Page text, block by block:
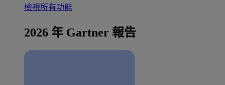
檢視所有功能
2026 年 Gartner 報告